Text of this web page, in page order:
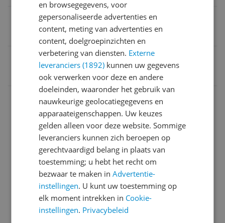
Voedingstype
Geen voedingstype
5702016603842
Afmetingen & Gewicht
Algemeen
Gebruiksinformatie
Introductie en ondersteuning
Mogelijke vereisten instellen en gebruik
Overige kenmerken
Productinformatie
en browsegegevens, voor
gepersonaliseerde advertenties en
content, meting van advertenties en
content, doelgroepinzichten en
verbetering van diensten. Externe
leveranciers (1892) kunnen uw gegevens
ook verwerken voor deze en andere
doeleinden, waaronder het gebruik van
nauwkeurige geolocatiegegevens en
apparaateigenschappen. Uw keuzes
gelden alleen voor deze website. Sommige
leveranciers kunnen zich beroepen op
gerechtvaardigd belang in plaats van
toestemming; u hebt het recht om
bezwaar te maken inAdvertentie-
instellingen. U kunt uw toestemming op
elk moment intrekken in Cookie-
instellingen. Privacybeleid